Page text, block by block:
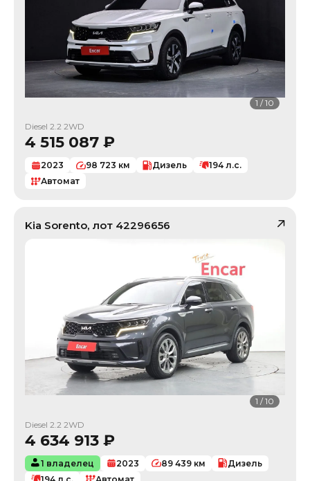
1 /10
Diesel 2.2 2WD
4 515 087 ₽
2023 98 723 км Дизель 194 л.с.
Автомат
Kia Sorento, лот 42296656
1 /10
Diesel 2.2 2WD
4 634 913 ₽
1 владелец 2023 89 439 км
Дизель